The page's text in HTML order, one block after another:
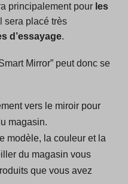
principalement pour les
sera placé très
d’essayage.
Mirror” peut donc se
vers le miroir pour
magasin.
modèle, la couleur et la
du magasin vous
que vous avez